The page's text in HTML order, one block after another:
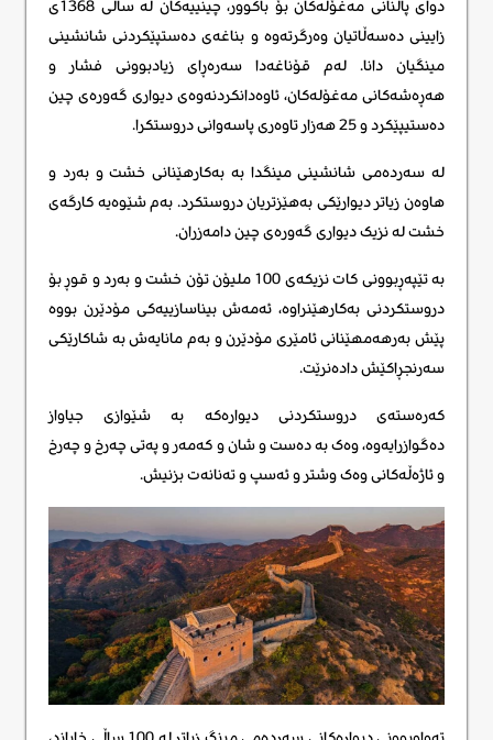
دوای پاڵنانی مەغۆلەکان بۆ باکوور، چینییەکان لە ساڵی 1368ی
زایینی دەسەڵاتیان وەرگرتەوە و بناغەی دەستپێکردنی شانشینی
مینگیان دانا. لەم قۆناغەدا سەرەڕای زیادبوونی فشار و
هەڕەشەکانی مەغۆلەکان، ئاوەدانکردنەوەی دیواری گەورەی چین
دەستیپێکرد و 25 هەزار تاوەری پاسەوانی دروستکرا.
لە سەردەمی شانشینی مینگدا بە بەکارهێنانی خشت و بەرد و
هاوەن زیاتر دیوارێکی بەهێزتریان دروستکرد. بەم شێوەیە کارگەی
خشت لە نزیک دیواری گەورەی چین دامەزران.
بە تێپەڕبوونی کات نزیکەی 100 ملیۆن تۆن خشت و بەرد و قوڕ بۆ
دروستکردنی بەکارهێنراوە، ئەمەش بیناسازییەکی مۆدێرن بووە
پێش بەرهەمهێنانی ئامێری مۆدێرن و بەم مانایەش بە شاکارێکی
سەرنجڕاکێش دادەنرێت.
کەرەستەی دروستکردنی دیوارەکە بە شێوازی جیاواز
دەگوازرایەوە، وەک بە دەست و شان و کەمەر و پەتی چەرخ و چەرخ
و ئاژەڵەکانی وەک وشتر و ئەسپ و تەنانەت بزنیش.